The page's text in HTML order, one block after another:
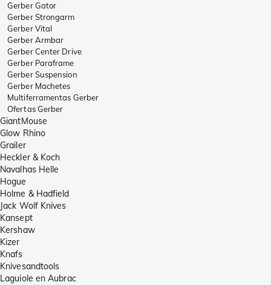
Gerber Gator
Gerber Strongarm
Gerber Vital
Gerber Armbar
Gerber Center Drive
Gerber Paraframe
Gerber Suspension
Gerber Machetes
Multiferramentas Gerber
Ofertas Gerber
GiantMouse
Glow Rhino
Grailer
Heckler & Koch
Navalhas Helle
Hogue
Holme & Hadfield
Jack Wolf Knives
Kansept
Kershaw
Kizer
Knafs
Knivesandtools
Laguiole en Aubrac